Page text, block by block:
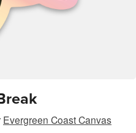
Evergreen Coast Canvas